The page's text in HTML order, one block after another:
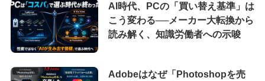
AI時代、PCの「買い替え基準」は
こう変わる──メーカー大転換から
読み解く、知識労働者への示唆
Adobeはなぜ「Photoshopを売